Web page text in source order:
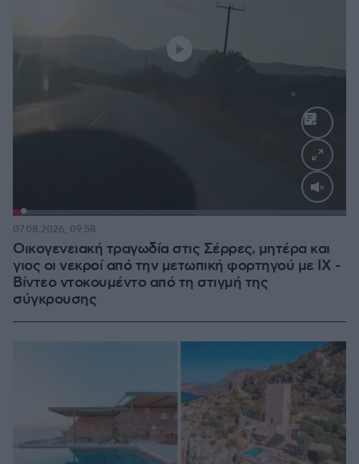
Loaded:
Οικογενειακή τραγωδία στις Σέρρες, μητέρα και
γιος οι νεκροί από την μετωπική φορτηγού με ΙΧ -
Βίντεο ντοκουμέντο από τη στιγμή της
σύγκρουσης
07.08.2026, 09:58